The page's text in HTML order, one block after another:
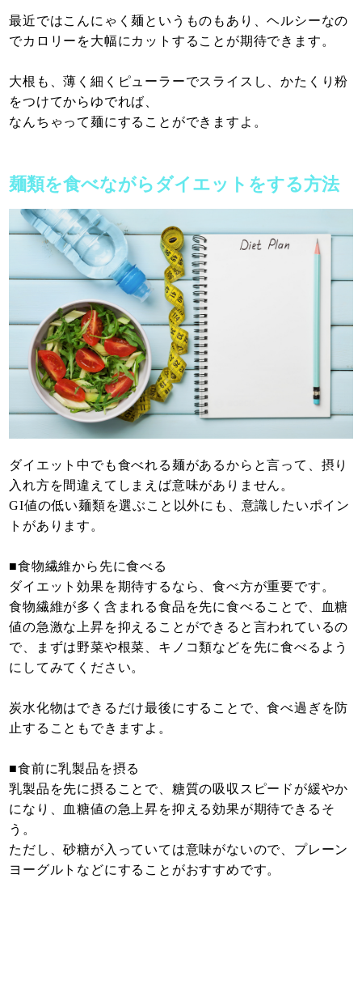
最近ではこんにゃく麺というものもあり、ヘルシーなの
でカロリーを大幅にカットすることが期待できます。
大根も、薄く細くピューラーでスライスし、かたくり粉
をつけてからゆでれば、
なんちゃって麺にすることができますよ。
麺類を食べながらダイエットをする方法
ダイエット中でも食べれる麺があるからと言って、摂り
入れ方を間違えてしまえば意味がありません。
GI値の低い麺類を選ぶこと以外にも、意識したいポイン
トがあります。
■食物繊維から先に食べる
ダイエット効果を期待するなら、食べ方が重要です。
食物繊維が多く含まれる食品を先に食べることで、血糖
値の急激な上昇を抑えることができると言われているの
で、まずは野菜や根菜、キノコ類などを先に食べるよう
にしてみてください。
炭水化物はできるだけ最後にすることで、食べ過ぎを防
止することもできますよ。
■食前に乳製品を摂る
乳製品を先に摂ることで、糖質の吸収スピードが緩やか
になり、血糖値の急上昇を抑える効果が期待できるそ
う。
ただし、砂糖が入っていては意味がないので、プレーン
ヨーグルトなどにすることがおすすめです。